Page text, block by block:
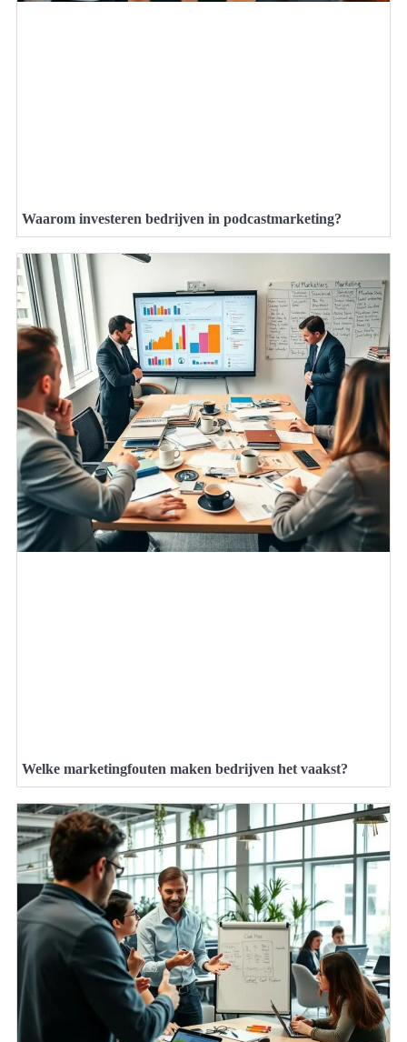
Waarom investeren bedrijven in podcastmarketing?
Welke marketingfouten maken bedrijven het vaakst?